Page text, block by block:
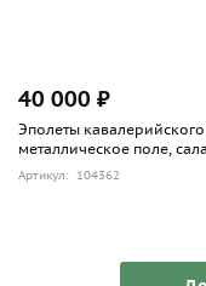
40 000 ₽
Эполеты
металлическое поле,
Артикул: 104362